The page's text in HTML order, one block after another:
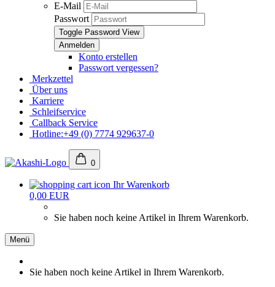
E-Mail
Passwort
Toggle Password View
Konto erstellen
Passwort vergessen?
Merkzettel
Über uns
Karriere
Schleifservice
Callback Service
Hotline:+49 (0) 7774 929637-0
0
Ihr Warenkorb
0,00 EUR
Sie haben noch keine Artikel in Ihrem Warenkorb.
Menü
Sie haben noch keine Artikel in Ihrem Warenkorb.